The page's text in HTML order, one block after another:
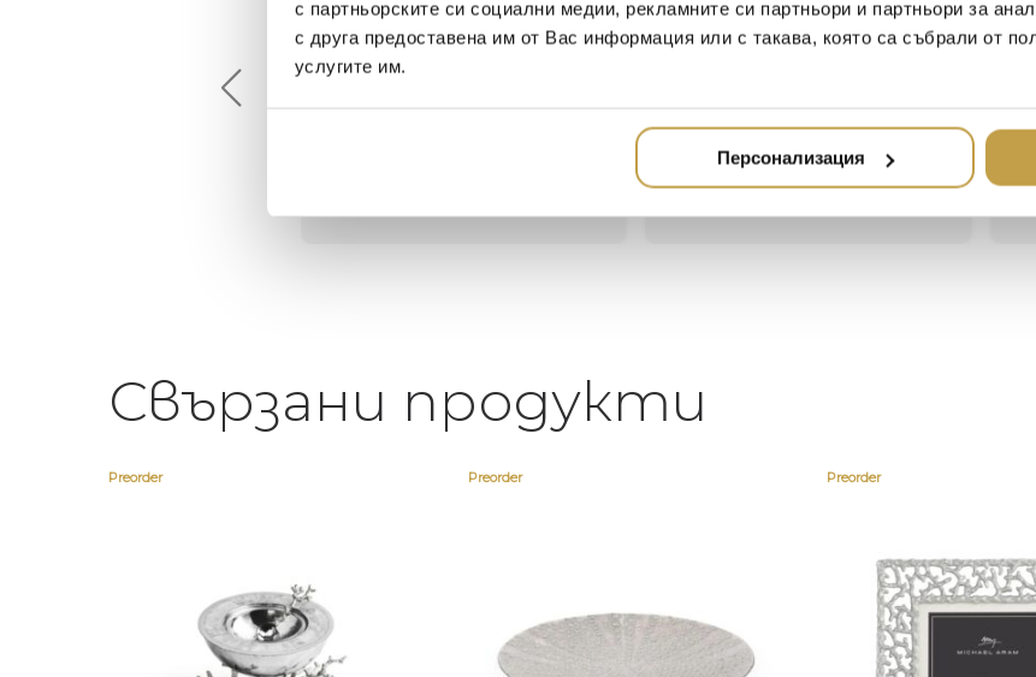
с партньорските си социални медии, рекламните си партньори и партньори за
с друга предоставена им от Вас информация или с такава, която са събрали от
услугите им.
Персонализация
Георги Питов
2021-06-01
Иван Иванов
2020-05-20
елегантен дом. В него ще
намерите всичко, което ще
направи жилището ви
неповторимо
Свързани продукти
Preorder Preorder Preorder